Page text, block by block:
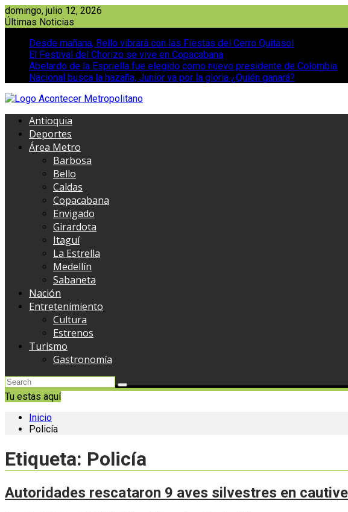
Saltar
al
domingo, julio 12, 2026
Últimas Noticias
Desde mañana, Bello vibrará con las Fiestas del Cerro Quitasol
El Festival del Chorizo se vive en Copacabana
Abelardo de la Espriella fue elegido como nuevo presidente de Colombia
Nacional busca la hazaña, Junior va por la gloria ¿Quién ganará?
Antioquia
Deportes
Área Metro
Barbosa
Bello
Caldas
Copacabana
Envigado
Girardota
Itaguí
La Estrella
Medellín
Sabaneta
Nación
Entretenimiento
Cultura
Estrenos
Turismo
Gastronomía
Tu estas aquí
Inicio
Policía
Etiqueta: Policía
Autoridades rescataron 9 aves silvestres en